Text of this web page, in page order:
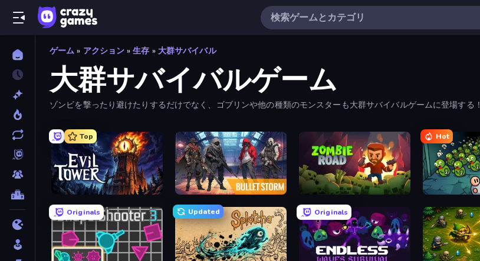
ゲーム » アクション » 生存 » 大群サバイバル
大群サバイバルゲーム
ゾンビを撃ったり避けたりするだけでなく、ゴブリンや他の種類のモンスターも大群サバイバルゲームに登場する！
Top
Evil Tower Bulletstorm Zombie Road
Hot
Base Defence
Originals Updated Originals